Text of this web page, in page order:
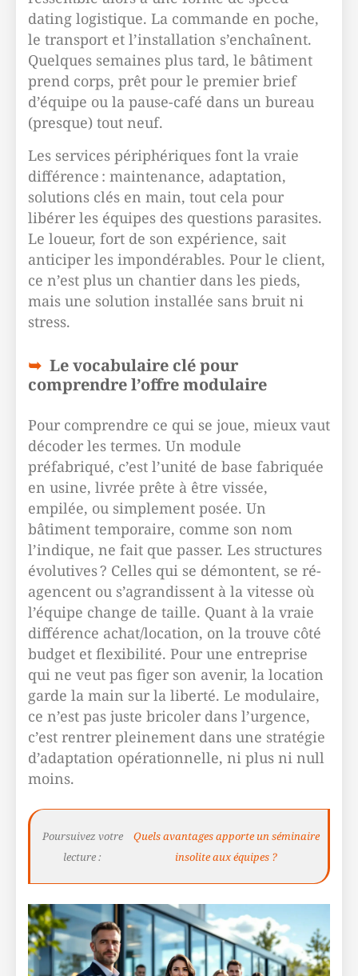
dating logistique. La commande en poche,
le transport et l’installation s’enchaînent.
Quelques semaines plus tard, le bâtiment
prend corps, prêt pour le premier brief
d’équipe ou la pause-café dans un bureau
(presque) tout neuf.
Les services périphériques font la vraie
différence : maintenance, adaptation,
solutions clés en main, tout cela pour
libérer les équipes des questions parasites.
Le loueur, fort de son expérience, sait
anticiper les impondérables. Pour le client,
ce n’est plus un chantier dans les pieds,
mais une solution installée sans bruit ni
stress.
Le vocabulaire clé pour
comprendre l’offre modulaire
Pour comprendre ce qui se joue, mieux vaut
décoder les termes. Un module
préfabriqué, c’est l’unité de base fabriquée
en usine, livrée prête à être vissée,
empilée, ou simplement posée. Un
bâtiment temporaire, comme son nom
l’indique, ne fait que passer. Les structures
évolutives ? Celles qui se démontent, se ré-
agencent ou s’agrandissent à la vitesse où
l’équipe change de taille. Quant à la vraie
différence achat/location, on la trouve côté
budget et flexibilité. Pour une entreprise
qui ne veut pas figer son avenir, la location
garde la main sur la liberté. Le modulaire,
ce n’est pas juste bricoler dans l’urgence,
c’est rentrer pleinement dans une stratégie
d’adaptation opérationnelle, ni plus ni null
moins.
Poursuivez votre
lecture :
Quels avantages apporte un séminaire
insolite aux équipes ?